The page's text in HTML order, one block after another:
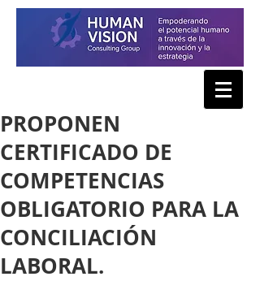
PROPONEN
CERTIFICADO DE
COMPETENCIAS
OBLIGATORIO PARA LA
CONCILIACIÓN
LABORAL.